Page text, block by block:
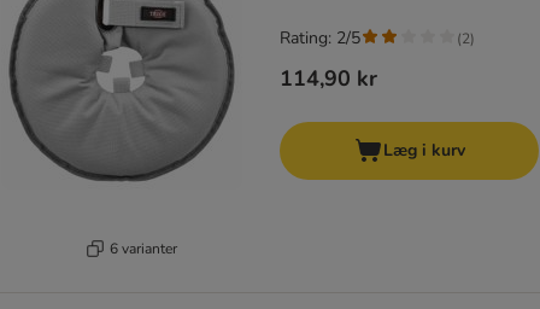
6 varianter
114,90 kr
Rating: 2/5 (2)
Læg i kurv